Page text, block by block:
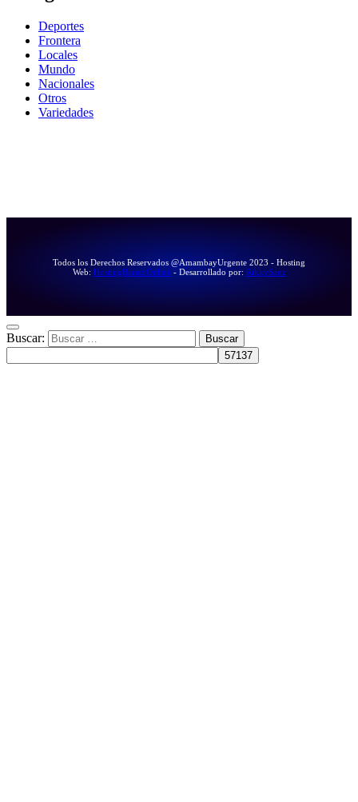
Deportes
Frontera
Locales
Mundo
Nacionales
Otros
Variedades
Todos los Derechos Reservados @AmambayUrgente 2023 - Hosting
Web: HostingBaratoOnline- Desarrollado por: RikkySanz
Buscar: